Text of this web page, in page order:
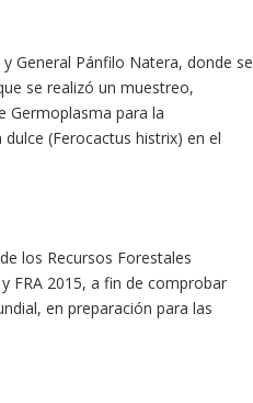
General Pánfilo Natera, donde se
se realizó un muestreo,
Germoplasma para la
(Ferocactus histrix) en el
los Recursos Forestales
FRA 2015, a fin de comprobar
en preparación para las